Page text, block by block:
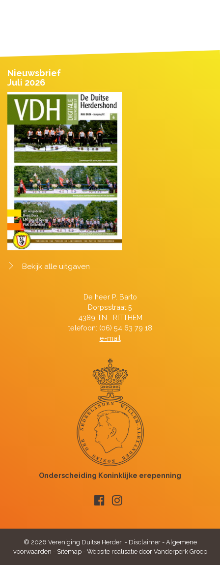
Nieuwsbrief
Juli 2026
Bekijk alle uitgaven
De heer P. Barto
Dorpsstraat 5
4389 TN RITTHEM
telefoon: (06) 54 63 79 18
e-mail
© 2026 Vereniging Duitse Herder - Disclaimer- Algemene
voorwaarden - Sitemap- Website realisatie door Vanderperk Groep